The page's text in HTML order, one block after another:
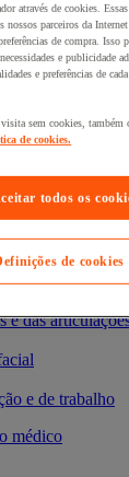
individual (EPI)
de
e das
e de trabalho
médico
através de cookies.
nossos parceiros da
de compra. Isso
e publicidade
e preferências de
sem cookies, também
de cookies.
todos os
de cookies